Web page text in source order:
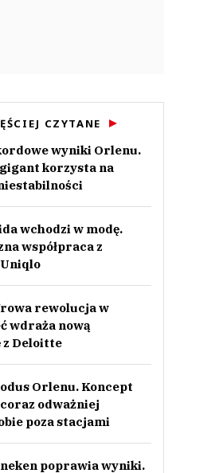
CZYTANE
wyniki Orlenu.
korzysta na
wchodzi w modę.
współpraca z
rewolucja w
wdraża nową
Deloitte
Orlenu. Koncept
odważniej
poza stacjami
poprawia wyniki.